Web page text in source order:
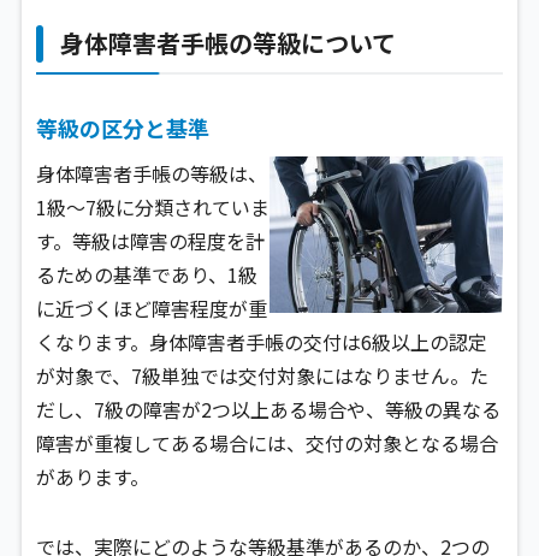
身体障害者手帳の等級について
等級の区分と基準
身体障害者手帳の等級は、
1級〜7級に分類されていま
す。等級は障害の程度を計
るための基準であり、1級
に近づくほど障害程度が重
くなります。身体障害者手帳の交付は6級以上の認定
が対象で、7級単独では交付対象にはなりません。た
だし、7級の障害が2つ以上ある場合や、等級の異なる
障害が重複してある場合には、交付の対象となる場合
があります。
では、実際にどのような等級基準があるのか、2つの